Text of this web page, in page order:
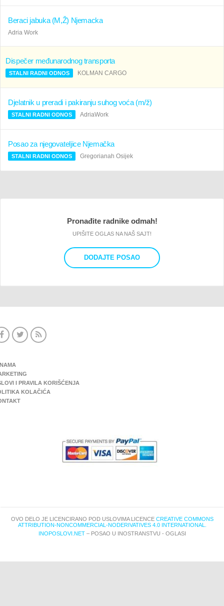
Beraci jabuka (M,Ž) Njemacka
Adria Work
Dispečer međunarodnog transporta
STALNI RADNI ODNOS KOLMAN CARGO
Djelatnik u preradi i pakiranju suhog voća (m/ž)
STALNI RADNI ODNOS AdriaWork
Posao za njegovateljice Njemačka
STALNI RADNI ODNOS Gregorianah Osijek
Pronađite radnike odmah!
UPIŠITE OGLAS NA NAŠ SAJT!
DODAJTE POSAO
I PRAVILA KORIŠĆENJA
KOLAČIĆA
OVO DELO JE LICENCIRANO POD USLOVIMA LICENCE CREATIVE COMMONS
ATTRIBUTION-NONCOMMERCIAL-NODERIVATIVES 4.0 INTERNATIONAL.
INOPOSLOVI.NET– POSAO U INOSTRANSTVU - OGLASI